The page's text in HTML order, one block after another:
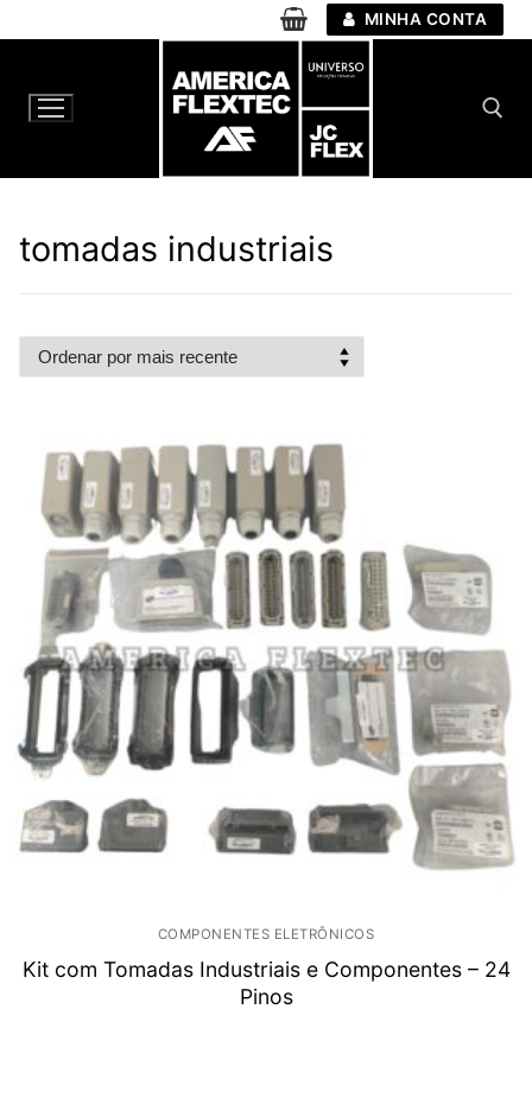
para
conteúdo
MINHA CONTA
tomadas industriais
COMPONENTES ELETRÔNICOS
Kit com Tomadas Industriais e Componentes – 24
Pinos